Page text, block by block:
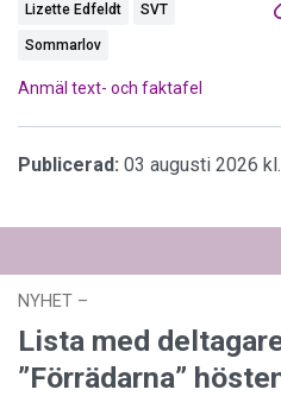
Lizette Edfeldt SVT
Sommarlov
Anmäl text- och faktafel
Publicerad: 03 augusti 2026
NYHET –
Lista med
”Förrädarna”